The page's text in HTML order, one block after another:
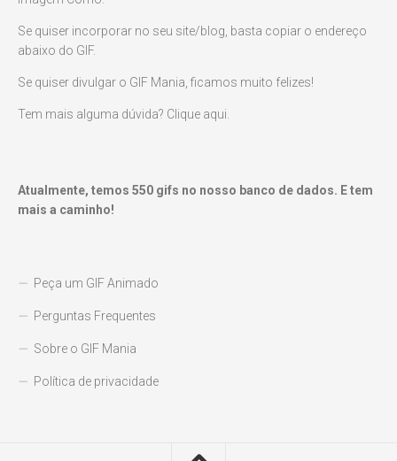
Se quiser incorporar no seu site/blog, basta copiar o endereço
abaixo do GIF.
Se quiser divulgar o GIF Mania, ficamos muito felizes!
Tem mais alguma dúvida? Clique aqui.
Atualmente, temos 550 gifs no nosso banco de dados. E tem
mais a caminho!
Peça um GIF Animado
Perguntas Frequentes
Sobre o GIF Mania
Política de privacidade